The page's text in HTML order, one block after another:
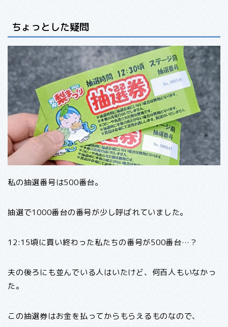
ちょっとした疑問
私の抽選番号は500番台。
抽選で1000番台の番号が少し呼ばれていました。
12:15頃に買い終わった私たちの番号が500番台…？
夫の後ろにも並んでいる人はいたけど、何百人もいなかっ
た。
この抽選券はお金を払ってからもらえるものなので、